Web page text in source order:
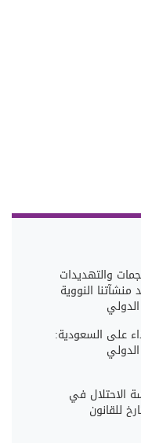
والتهديدات
منشآتنا النووية
على السعودية:
الاحتلال في
للقانون